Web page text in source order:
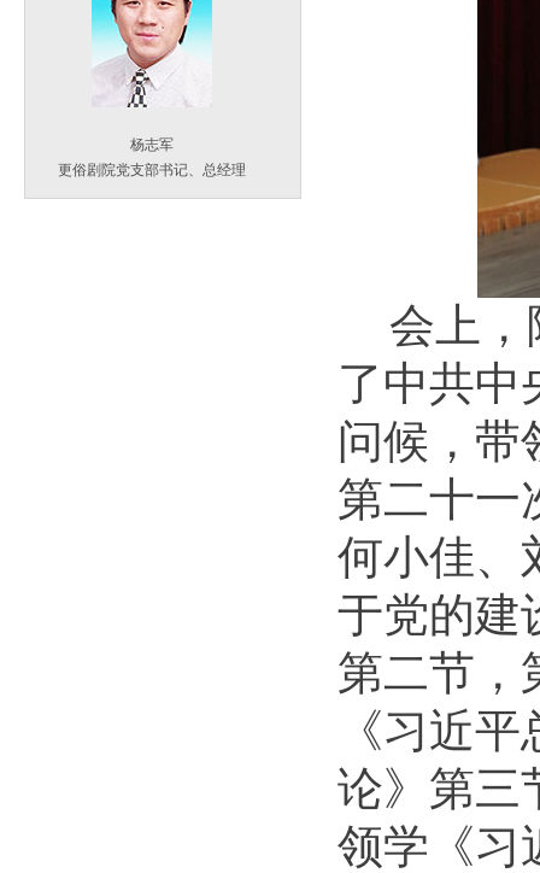
杨志军
更俗剧院党支部书记、总经理
会上，
了中共中
问候，带
第二十一
何小佳、
于党的建
第二节，
《习近平
论》 第三
领学 《习